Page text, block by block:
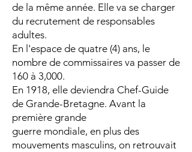
de la même année. Elle va se charger
du recrutement de responsables
adultes.
En l'espace de quatre (4) ans, le
nombre de commissaires va passer de
160 à 3,000.
En 1918, elle deviendra Chef-Guide
de Grande-Bretagne. Avant la
première grande
guerre mondiale, en plus des
mouvements masculins, on retrouvait